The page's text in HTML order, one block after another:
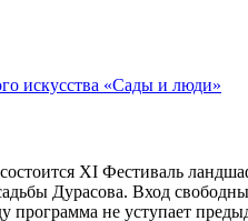
XI Фестиваль
Дурасова. Вход
программа не уступает